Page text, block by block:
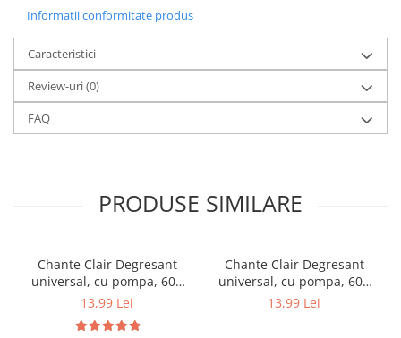
Informatii conformitate produs
Caracteristici
Review-uri(0)
FAQ
PRODUSE SIMILARE
Chante Clair Degresant
universal, cu pompa, 600
ml, Lamaie
13,99 Lei
Chante Clair Degresant
universal, cu pompa, 600
ml, Lavanda
13,99 Lei